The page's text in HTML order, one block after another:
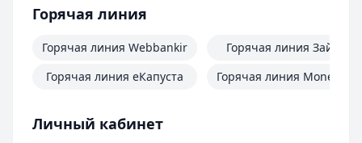
Горячая линия
Горячая линия Webbankir
Горячая линия еКапуста
Горячая линия Займер
Горячая линия
Личный кабинет